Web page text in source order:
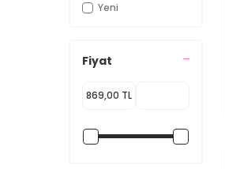
Yeni
Fiyat